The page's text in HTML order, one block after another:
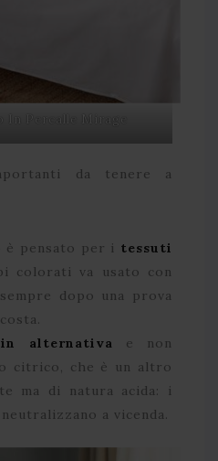
Percalle Mirage
da tenere a
è pensato per i tessuti
colorati va usato con
dopo una prova
in alternativa e non
citrico, che è un altro
ma di natura acida: i
a vicenda.